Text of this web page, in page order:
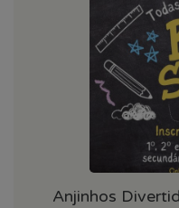
Anjinhos